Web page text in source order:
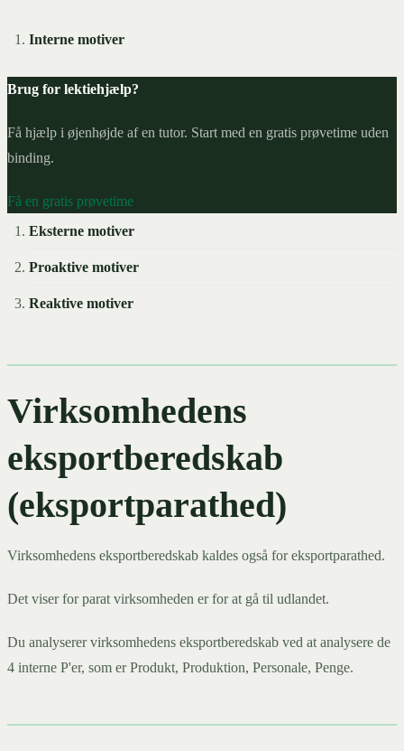
Interne motiver
Brug for lektiehjælp?
Få hjælp i øjenhøjde af en tutor. Start med en gratis prøvetime uden
binding.
Få en gratis prøvetime
Eksterne motiver
Proaktive motiver
Reaktive motiver
Virksomhedens
eksportberedskab
(eksportparathed)
Virksomhedens eksportberedskab kaldes også for eksportparathed.
Det viser for parat virksomheden er for at gå til udlandet.
Du analyserer virksomhedens eksportberedskab ved at analysere de
4 interne P'er, som er Produkt, Produktion, Personale, Penge.